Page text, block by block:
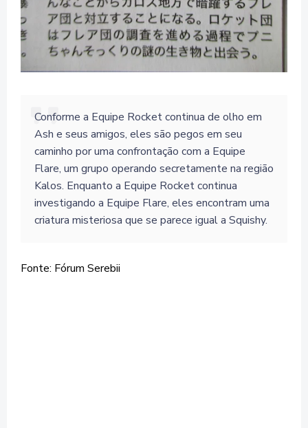
Conforme a Equipe Rocket continua de olho em
Ash e seus amigos, eles são pegos em seu
caminho por uma confrontação com a Equipe
Flare, um grupo operando secretamente na região
Kalos. Enquanto a Equipe Rocket continua
investigando a Equipe Flare, eles encontram uma
criatura misteriosa que se parece igual a Squishy.
Fonte: Fórum Serebii